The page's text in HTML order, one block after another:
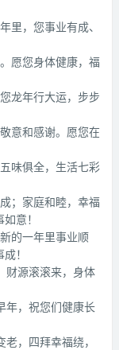
里，您事业有成、
愿您身体健康，福
龙年行大运，步步
意和感谢。愿您在
味俱全，生活七彩
；家庭和睦，幸福
意！
的一年里事业顺
！
财源滚滚来，身体
年，祝您们健康长
，四拜幸福绕，